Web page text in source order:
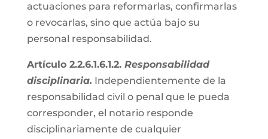
actuaciones para reformarlas, confirmarlas
o revocarlas, sino que actúa bajo su
personal responsabilidad.
Artículo 2.2.6.1.6.1.2.Responsabilidad
disciplinaria. Independientemente de la
responsabilidad civil o penal que le pueda
corresponder, el notario responde
disciplinariamente de cualquier